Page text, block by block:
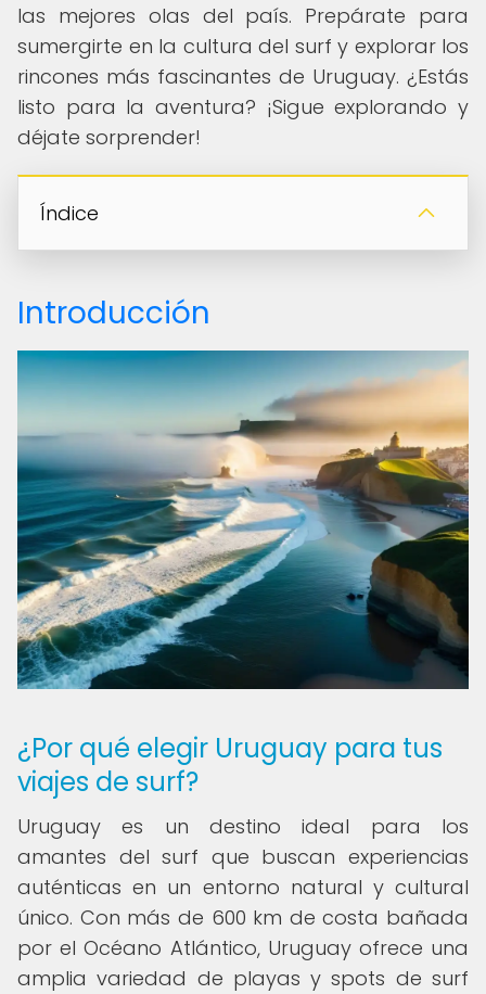
las mejores olas del país. Prepárate para
sumergirte en la cultura del surf y explorar los
rincones más fascinantes de Uruguay. ¿Estás
listo para la aventura? ¡Sigue explorando y
déjate sorprender!
Índice
Introducción
¿Por qué elegir Uruguay para tus
viajes de surf?
Uruguay es un destino ideal para los
amantes del surf que buscan experiencias
auténticas en un entorno natural y cultural
único. Con más de 600 km de costa bañada
por el Océano Atlántico, Uruguay ofrece una
amplia variedad de playas y spots de surf